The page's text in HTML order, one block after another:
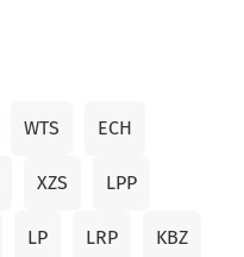
WTS ECH
XZS LPP
LP LRP KBZ